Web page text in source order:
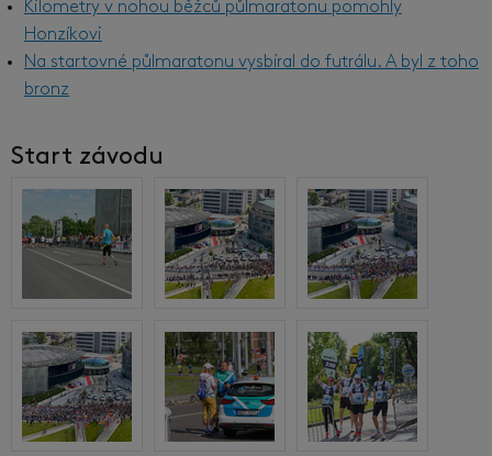
Kilometry v nohou běžců půlmaratonu pomohly
Honzíkovi
Na startovné půlmaratonu vysbíral do futrálu. A byl z toho
bronz
Start závodu